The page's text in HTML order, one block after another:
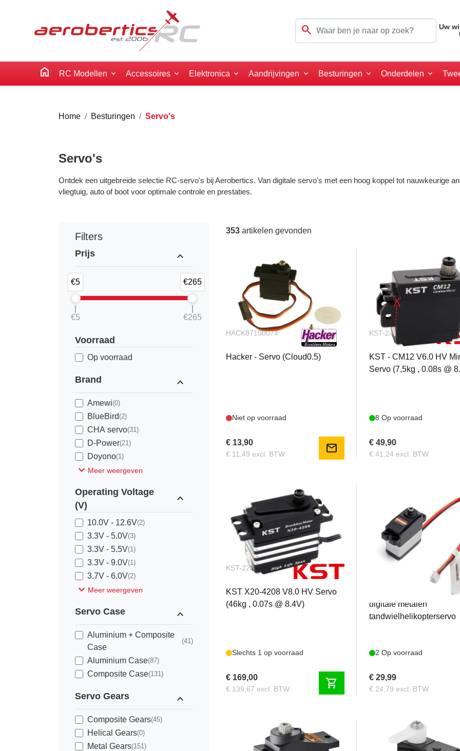
search Uw
home RC Modellen Accessoires Elektronica Aandrijvingen Besturingen Onderdelen
Home Besturingen Servo's
Servo's
Ontdek een uitgebreide selectie RC-servo's bij Aerobertics. Van digitale servo's met een hoog koppel tot nauwkeurige
vliegtuig, auto of boot voor optimale controle en prestaties.
Filters
Prijs expand_less
€5 €265
€5 €265
Voorraad
Op voorraad
Brand expand_less
Amewi(0)
BlueBird(2)
CHA servo(31)
D-Power(21)
Doyono(1)
expand_more Meer weergeven
Operating Voltage
(V)
expand_less
10.0V - 12.6V(2)
3.3V - 5.0V(3)
3.3V - 5.5V(1)
3.3V - 9.0V(1)
3.7V - 6.0V(2)
expand_more Meer weergeven
Servo Case expand_less
Aluminium + Composite
Case
(41)
Aluminium Case(87)
Composite Case(131)
Servo Gears expand_less
Composite Gears(45)
Helical Gears(0)
Metal Gears(151)
353 artikelen gevonden
HACK87100074
Hacker - Servo (Cloud0.5)
Niet op voorraad
€ 13,90
€ 11,49 excl. BTW mail
KST-2410
KST - CM12 V6.0 HV
Servo (7,5kg , 0.08s @
8 Op voorraad
€ 49,90
€ 41,24 excl. BTW
KST-2288
KST X20-4208 V8.0 HV Servo
(46kg , 0.07s @ 8.4V)
Slechts 1 op voorraad
€ 169,00
€ 139,67 excl. BTW shopping_cart
Spektrum - H3056M sub-
digitale metalen
tandwielhelikopterservo
2 Op voorraad
€ 29,99
€ 24,79 excl. BTW